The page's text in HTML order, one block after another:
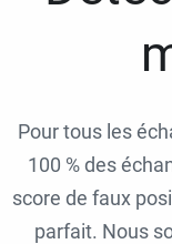
Pour tous les
100 % des
score de faux
parfait. Nous